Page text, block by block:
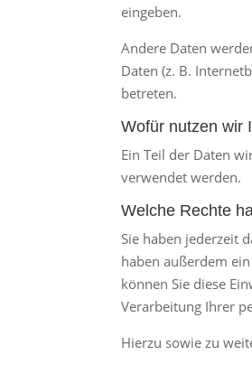
eingeben.
Andere Daten
Daten (z. B.
betreten.
Wofür nutzen wir
Ein Teil der Daten
verwendet werden.
Welche Rechte
Sie haben jederzeit
haben außerdem
können Sie diese
Verarbeitung Ihrer
Hierzu sowie zu